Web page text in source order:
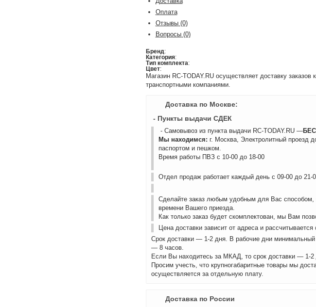
Оплата
Отзывы(0)
Вопросы(0)
Бренд:
Категория:
Тип комплекта:
Цвет:
Магазин RC-TODAY.RU осуществляет доставку
транспортными компаниями.
Доставка по Москве:
- Пункты выдачи СДЕК
- Самовывоз из пункта выдачи RC-TODAY.RU —
Мы находимся: г. Москва, Электролитный проезд
паспортом и пешком.
Время работы ПВЗ с 10-00 до 18-00
Отдел продаж работает каждый день с 09-00 до 21-
Сделайте заказ любым удобным для Вас
времени Вашего приезда.
Как только заказ будет скомплектован, мы Вам
Цена доставки зависит от адреса и
Срок доставки — 1-2 дня. В рабочие дни
— 8 часов.
Если Вы находитесь за МКАД, то срок доставки — 1-
Просим учесть, что крупногабаритные товары мы
осуществляется за отдельную плату.
Доставка по России